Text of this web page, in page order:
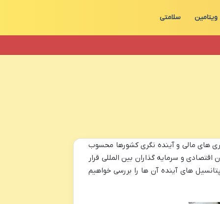
ویتامین سلامتی
های مالی و آینده نگری کشورها محسوب
و سرمایه گذاران بین المللی قرار
های آینده آن ها را بررسی خواهیم